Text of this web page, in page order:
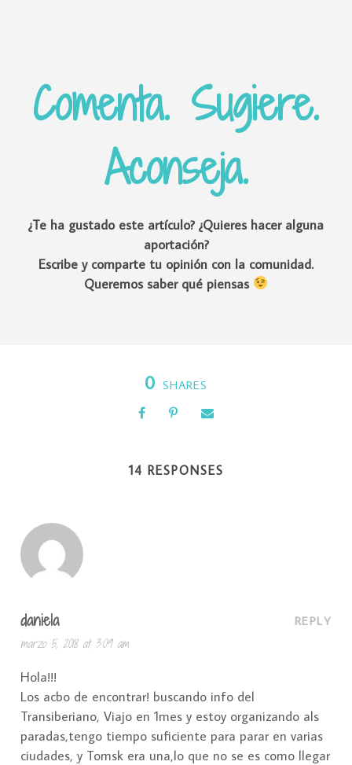
Comenta. Sugiere.
Aconseja.
¿Te ha gustado este artículo? ¿Quieres hacer alguna
aportación?
Escribe y comparte tu opinión con la comunidad.
Queremos saber qué piensas
0 SHARES
14 RESPONSES
daniela
marzo 5, 2018 at 3:09 am
REPLY
Hola!!!
Los acbo de encontrar! buscando info del
Transiberiano, Viajo en 1mes y estoy organizando als
paradas,tengo tiempo suficiente para parar en varias
ciudades, y Tomsk era una,lo que no se es como llegar